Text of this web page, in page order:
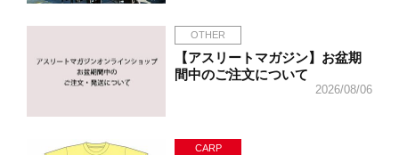
OTHER
【アスリートマガジン】お盆期
間中のご注文について
2026/08/06
CARP